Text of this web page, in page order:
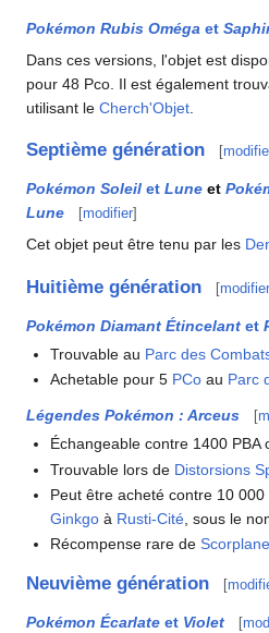
Pokémon Rubis Oméga et
Dans ces versions, l'objet est
pour 48 Pco. Il est également
utilisant le Cherch'Objet
Septième génération [
Pokémon Soleil et Lune et
Lune
[modifier]
Cet objet peut être tenu par les
Huitième génération [modifier
Pokémon Diamant Étincelant et
Trouvable au Parc des
Achetable pour 5 PCo au Parc
Légendes Pokémon : Arceus [
Échangeable contre 1400 PBA
Trouvable lors de Distorsions
Peut être acheté contre 10 000
Ginkgo à Rusti-Cité , sous le
Récompense rare deScorplane
Neuvième génération [
Pokémon Écarlate et Violet [